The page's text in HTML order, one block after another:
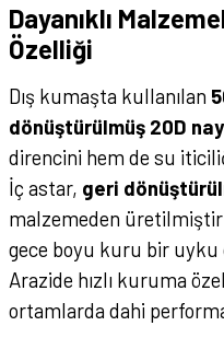
Dayanıklı
Özelliği
Dış kumaşta kullanılan
dönüştürülmüş 20D
direncini hem de su
İç astar, geri
malzemeden
gece boyu kuru bir uyku
Arazide hızlı kuruma
ortamlarda dahi